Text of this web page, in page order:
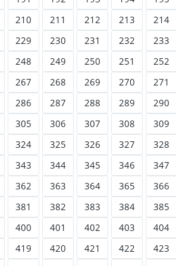
210 211 212 213
214
229 230 231 232
233
248 249 250 251
252
267 268 269 270
271
286 287 288 289
290
305 306 307 308
309
324 325 326 327
328
343 344 345 346
347
362 363 364 365
366
381 382 383 384
385
400 401 402 403
404
419 420 421 422
423